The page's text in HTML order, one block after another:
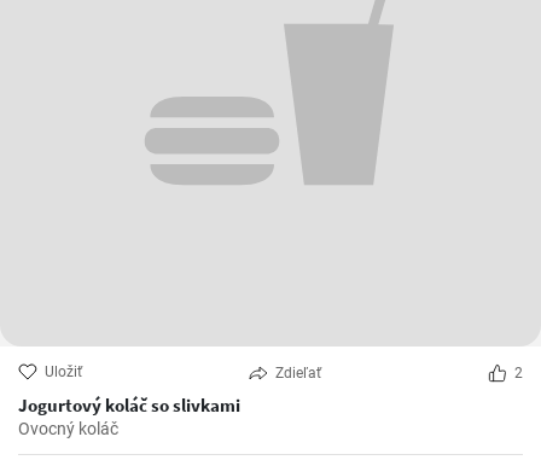
Uložiť Zdieľať 2
Jogurtový koláč so slivkami
Ovocný koláč